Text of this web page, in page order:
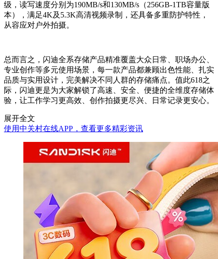
级，读写速度分别为190MB/s和130MB/s（256GB-1TB容量版
本），满足4K及5.3K高清视频录制，还具备多重防护特性，
从容应对户外拍摄。
总而言之，闪迪全系存储产品精准覆盖大众日常、职场办公、
专业创作等多元使用场景，每一款产品都兼顾出色性能、扎实
品质与实用设计，完美解决不同人群的存储痛点。值此618之
际，闪迪更是为大家解锁了高速、安全、便捷的全维度存储体
验，让工作学习更高效、创作拍摄更尽兴、日常记录更安心。
展开全文
使用中关村在线APP，查看更多精彩资讯